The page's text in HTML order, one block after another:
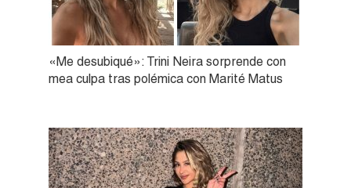
«Me desubiqué»: Trini Neira sorprende con
mea culpa tras polémica con Marité Matus